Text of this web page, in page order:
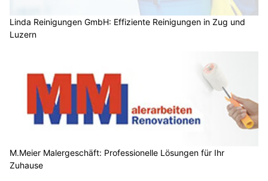
Linda Reinigungen GmbH: Effiziente Reinigungen in Zug und
Luzern
M.Meier Malergeschäft: Professionelle Lösungen für Ihr
Zuhause